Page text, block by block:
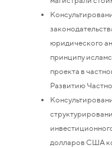
юридического
принципу
проекта в
Развитию
долларов США